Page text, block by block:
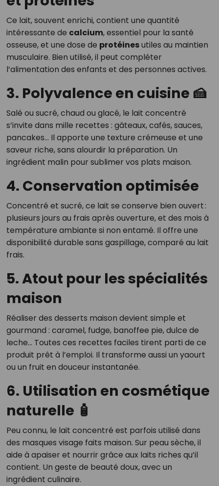
Ce lait, souvent enrichi, contient une quantité
intéressante de calcium, essentiel pour la santé
osseuse, et une dose de protéinesutiles au maintien
musculaire. Bien utilisé, il peut compléter
l’alimentation des enfants et des personnes actives.
3. Polyvalence en cuisine 🍰
Salé ou sucré, chaud ou glacé, le lait concentré
s’invite dans mille recettes : gâteaux, cafés, sauces,
pancakes… Il apporte une texture crémeuse et une
saveur riche, sans alourdir la préparation. Un
ingrédient malin pour sublimer vos plats maison.
4. Conservation optimisée
Concentré et sucré, ce lait se conserve bien ouvert :
plusieurs jours au frais après ouverture, et des mois à
température ambiante si non entamé. Il offre une
disponibilité durable sans gaspillage, comparé au lait
frais.
5. Atout pour les spécialités
maison
Réaliser des desserts maison devient simple et
gourmand : caramel, fudge, banoffee pie, dulce de
leche… Toutes ces recettes faciles tirent parti de ce
produit prêt à l’emploi. Il transforme aussi un yaourt
ou un fruit en douceur instantanée.
6. Utilisation en cosmétique
naturelle 🧴
Peu connu, le lait concentré est parfois utilisé dans
des masques visage faits maison. Sur peau sèche, il
aide à apaiser et nourrir grâce aux laits riches qu’il
contient. Un geste de beauté doux, avec un
ingrédient culinaire.